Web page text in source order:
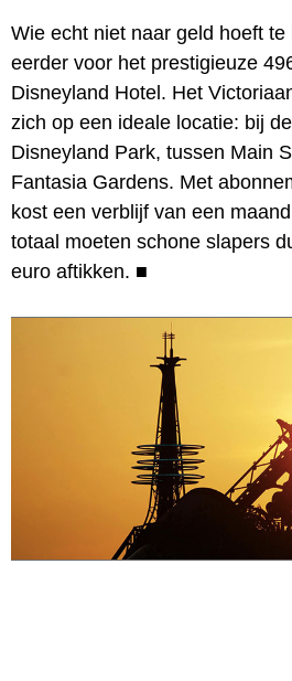
Wie echt niet naar geld hoeft
eerder voor het prestigieuze
Disneyland Hotel. Het
zich op een ideale locatie: bij
Disneyland Park, tussen Main
Fantasia Gardens. Met
kost een verblijf van een
totaal moeten schone slapers
euro aftikken. ■